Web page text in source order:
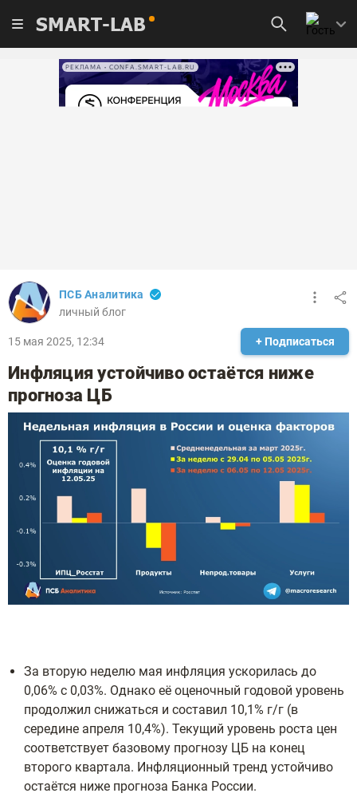
SMART-LAB
РЕКЛАМА • CONFA.SMART-LAB.RU
ПСБ Аналитика
личный блог
15 мая 2025, 12:34 + Подписаться
Инфляция устойчиво остаётся ниже
прогноза ЦБ
За вторую неделю мая инфляция ускорилась до
0,06% с 0,03%. Однако её оценочный годовой уровень
продолжил снижаться и составил 10,1% г/г (в
середине апреля 10,4%). Текущий уровень роста цен
соответствует базовому прогнозу ЦБ на конец
второго квартала. Инфляционный тренд устойчиво
остаётся ниже прогноза Банка России.